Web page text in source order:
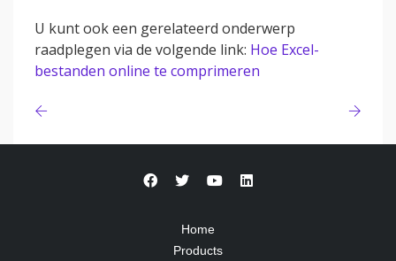
U kunt ook een gerelateerd onderwerp
raadplegen via de volgende link: Hoe Excel-
bestanden online te comprimeren
Home
Products